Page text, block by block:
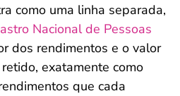
como uma linha separada,
Nacional de Pessoas
dos rendimentos e o valor
exatamente como
que cada